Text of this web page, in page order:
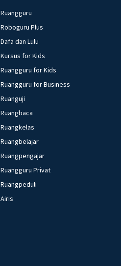
Ruangguru
Roboguru Plus
Dafa dan Lulu
Kursus for Kids
Ruangguru for Kids
Ruangguru for Business
Ruanguji
Ruangbaca
Ruangkelas
Ruangbelajar
Ruangpengajar
Ruangguru Privat
Ruangpeduli
Airis